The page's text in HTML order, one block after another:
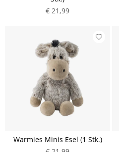
€ 21,99
Warmies Minis Esel (1 Stk.)